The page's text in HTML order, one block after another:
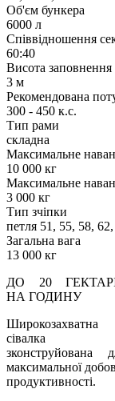
Об'єм бункера
6000 л
Співвідношення
60:40
Висота заповнення
3 м
Рекомендована
300 - 450 к.с.
Тип рами
складна
Максимальне
10 000 кг
Максимальне
3 000 кг
Тип зчіпки
петля 51, 55, 58,
Загальна вага
13 000 кг
ДО 20
НА ГОДИНУ
Широкозахватна
сівалка
зконструйована
максимальної
продуктивності.